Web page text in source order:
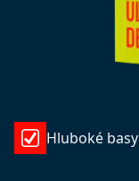
Hluboké basy